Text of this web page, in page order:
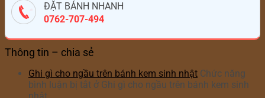
ĐẶT BÁNH NHANH
0762-707-494
Thông tin – chia sẻ
Ghi gì cho ngầu trên bánh kem sinh nhật Chức năng
bình luận bị tắt ở Ghi gì cho ngầu trên bánh kem sinh
nhật